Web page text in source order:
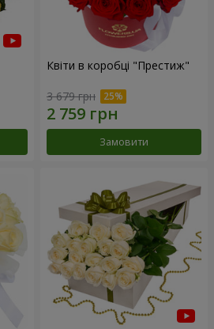
Квіти в коробці "Престиж"
3 679 грн
Замовити